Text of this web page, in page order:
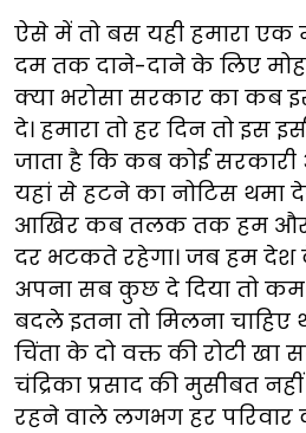
ऐसे में तो बस यही हमारा एक
दम तक दाने-दाने के लिए
क्या भरोसा सरकार का कब
दे। हमारा तो हर दिन तो इस
जाता है कि कब कोई
यहां से हटने का नोटिस थमा
आखिर कब तलक तक हम और
दर भटकते रहेगा। जब हम
अपना सब कुछ दे दिया तो
बदले इतना तो मिलना चाहिए
चिंता के दो वक्त की रोटी
चंद्रिका प्रसाद की मुसीबत
रहने वाले लगभग हर परिवार